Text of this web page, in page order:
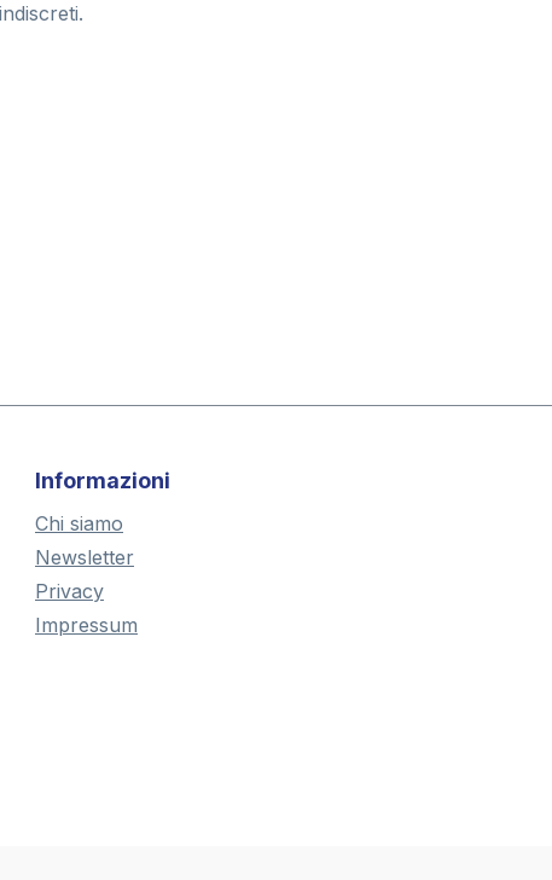
Informazioni
Chi siamo
Newsletter
Privacy
Impressum